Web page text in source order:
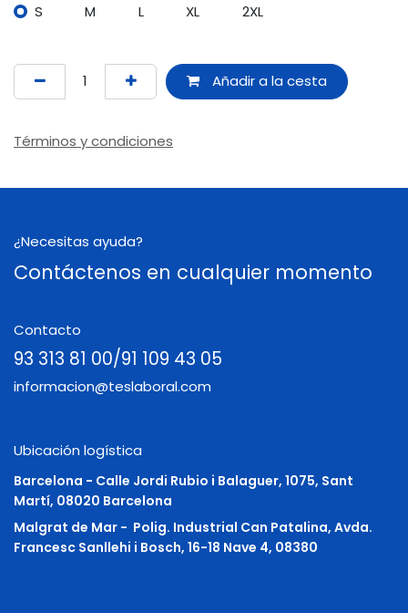
S M L XL 2XL
Añadir a la cesta
Términos y condiciones
¿Necesitas ayuda?
Contáctenos en cualquier momento
Contacto
93 313 81 00/91 109 43 05
informacion@teslaboral.com
Ubicación logística
Barcelona - Calle Jordi Rubio i Balaguer, 1075, Sant
Martí, 08020 Barcelona
Malgrat de Mar - Polig. Industrial Can Patalina, Avda.
Francesc Sanllehi i Bosch, 16-18 Nave 4, 08380